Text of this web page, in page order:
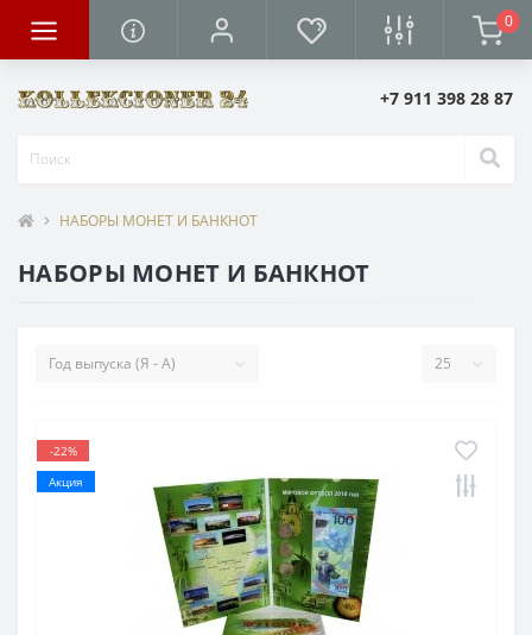
0
+7 911 398 28 87
НАБОРЫ МОНЕТ И БАНКНОТ
НАБОРЫ МОНЕТ И БАНКНОТ
-22%
Акция